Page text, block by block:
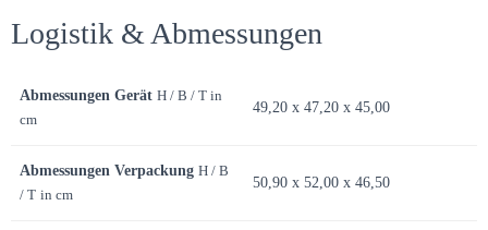
Logistik & Abmessungen
Abmessungen Gerät H / B / T in
cm
49,20 x 47,20 x 45,00
Abmessungen Verpackung H / B
/ T in cm
50,90 x 52,00 x 46,50